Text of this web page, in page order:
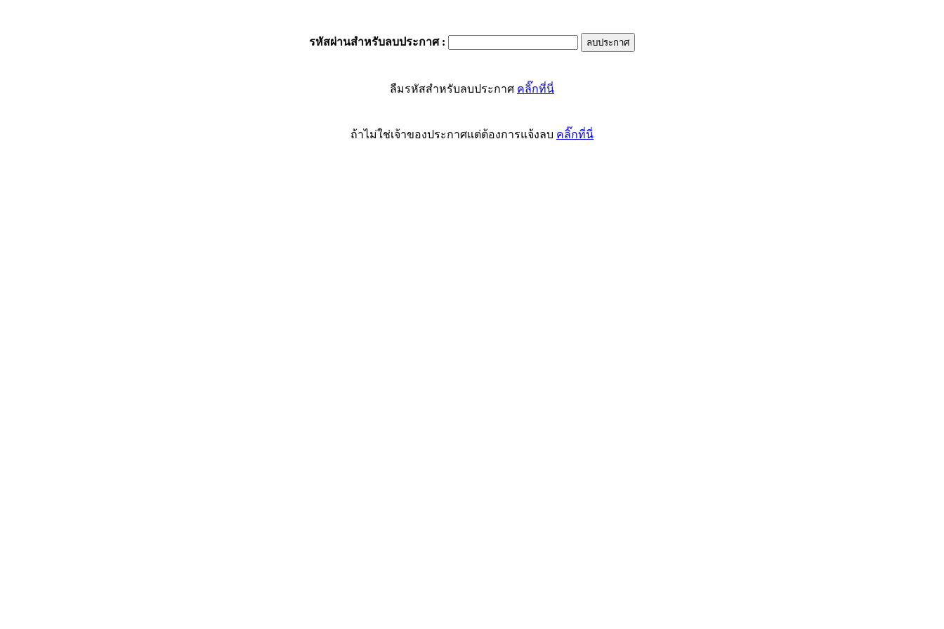
รหัสผ่านสำหรับลบประกาศ:
ลืมรหัสสำหรับลบประกาศ คลิ๊กที่นี่
ถ้าไม่ใช่เจ้าของประกาศแต่ต้องการแจ้งลบ คลิ๊กที่นี่